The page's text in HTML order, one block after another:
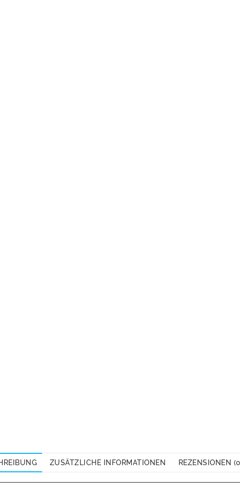
ZUSÄTZLICHE INFORMATIONEN REZENSIONEN